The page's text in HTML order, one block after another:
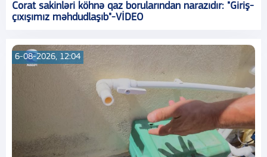
Corat sakinləri köhnə qaz borularından narazıdır: "Giriş-
çıxışımız məhdudlaşıb"-VİDEO
6-08-2026, 12:04